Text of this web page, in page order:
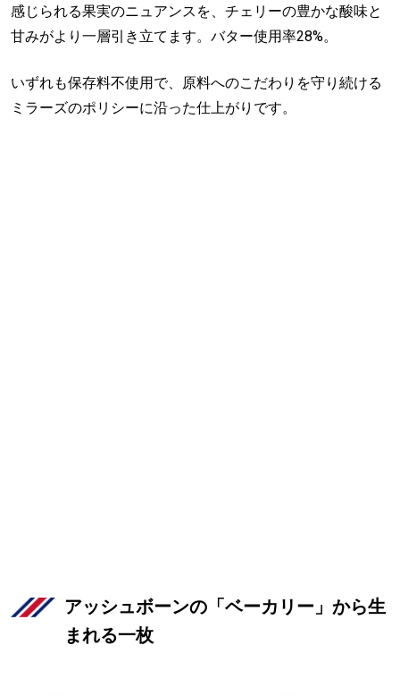
感じられる果実のニュアンスを、チェリーの豊かな酸味と
甘みがより一層引き立てます。バター使用率28%。
いずれも保存料不使用で、原料へのこだわりを守り続ける
ミラーズのポリシーに沿った仕上がりです。
アッシュボーンの「ベーカリー」から生
まれる一枚